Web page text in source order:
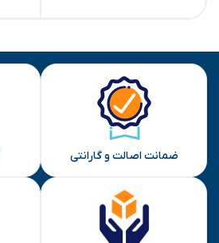
ضمانت اصالت و گارانتی